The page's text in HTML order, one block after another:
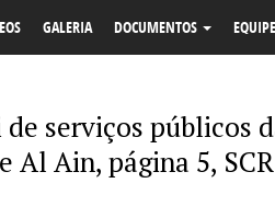
GALERIA DOCUMENTOS EQUIPE
serviços públicos
Al Ain, página 5,